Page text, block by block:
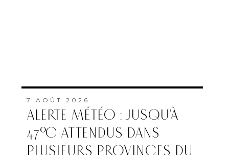
7 AOÛT 2026
ALERTE MÉTÉO : JUSQU’À
47°C ATTENDUS DANS
PLUSIEURS PROVINCES DU